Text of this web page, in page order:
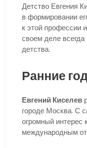
Детство Евгения
в формировании
к этой профессии
своем деле
детства.
Ранние
Евгений Киселев
городе Москва. С
огромный интерес
международным